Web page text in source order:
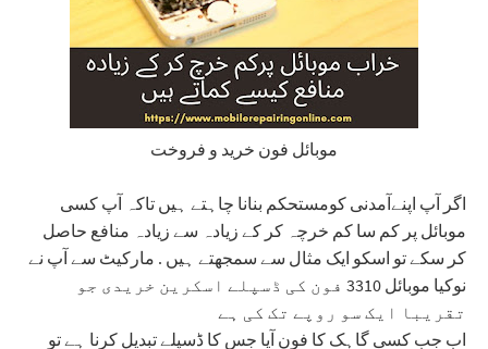
موبائل فون خرید و فروخت
اگر آپ اپنےآمدنی کومستحکم بنانا چاہتے ہیں تاکہ آپ کسی
موبائل پر کم سا کم خرچہ کر کے زیادہ سے زیادہ منافع حاصل
کر سکے تو اسکو ایک مثال سے سمجھتے ہیں . مارکیٹ سے آپ نے
نوکیا موبائل 3310 فون کی ڈسپلے اسکرین خریدی جو
تقریبا ایک سو روپے تک کی ہے